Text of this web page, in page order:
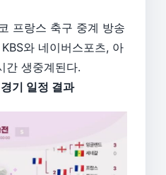
프랑스 축구 중계 방송
와 네이버스포츠, 아
간 생중계된다.
기 일정 결과